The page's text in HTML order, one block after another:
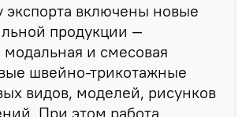
экспорта включены новые
продукции —
модальная и смесовая
швейно-трикотажные
видов, моделей, рисунков
При этом работа